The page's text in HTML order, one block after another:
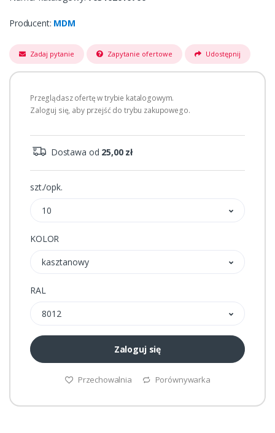
Producent: MDM
Zadaj pytanie Zapytanie ofertowe Udostępnij
Przeglądasz ofertę w trybie katalogowym.
Zaloguj się, aby przejść do trybu zakupowego.
Dostawa od 25,00 zł
szt./opk.
10
KOLOR
kasztanowy
RAL
8012
Zaloguj się
Przechowalnia Porównywarka